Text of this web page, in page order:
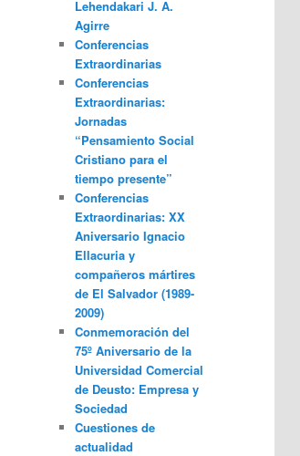
Lehendakari J. A.
Agirre
Conferencias
Extraordinarias
Conferencias
Extraordinarias:
Jornadas
“Pensamiento Social
Cristiano para el
tiempo presente”
Conferencias
Extraordinarias: XX
Aniversario Ignacio
Ellacuria y
compañeros mártires
de El Salvador (1989-
2009)
Conmemoración del
75º Aniversario de la
Universidad Comercial
de Deusto: Empresa y
Sociedad
Cuestiones de
actualidad